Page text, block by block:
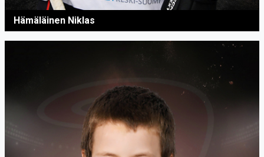
Hämäläinen Niklas